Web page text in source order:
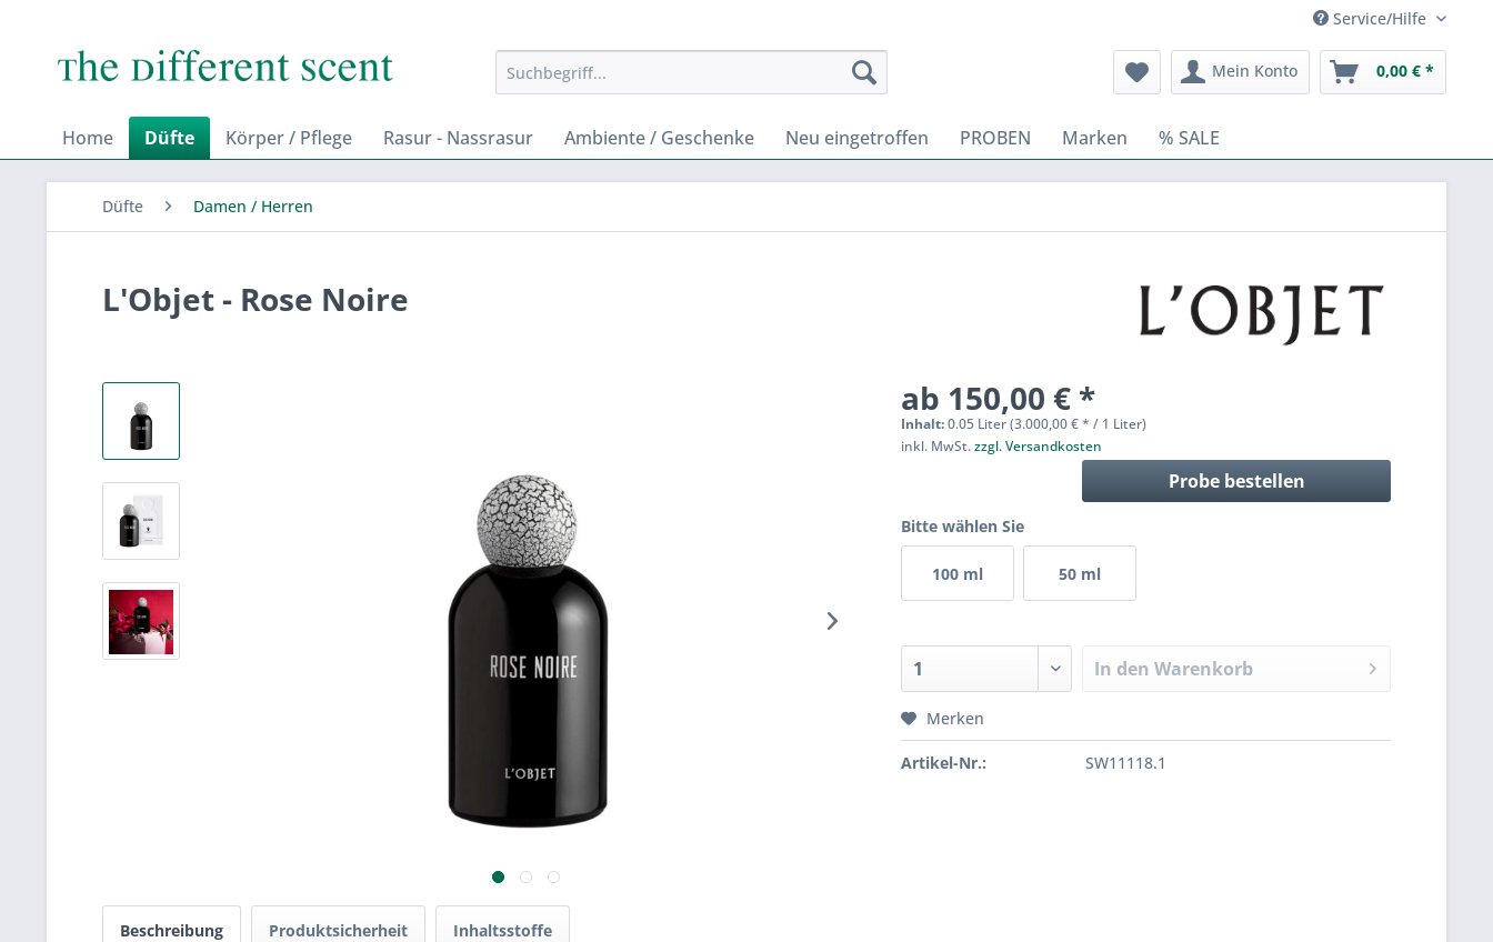
Service/Hilfe
Mein Konto 0,00 € *
Home Düfte Körper / Pflege Rasur - Nassrasur Ambiente / Geschenke Neu eingetroffen PROBEN Marken % SALE
Düfte Damen / Herren
L'Objet - Rose Noire
ab 150,00 € *
Inhalt:0.05 Liter (3.000,00 € * / 1 Liter)
inkl. MwSt.zzgl. Versandkosten
Probe bestellen
Bitte wählen Sie
100 ml 50 ml
In den Warenkorb
Merken
Artikel-Nr.: SW11118.1
Beschreibung Produktsicherheit Inhaltsstoffe